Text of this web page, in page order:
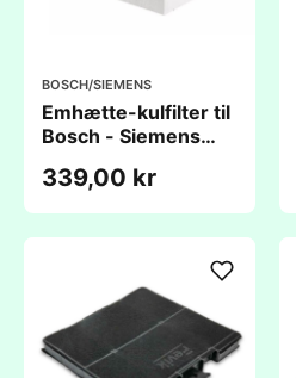
BOSCH/SIEMENS
Emhætte-kulfilter til
Bosch - Siemens
(230x190x100mm)
- kompatibelt
339,00 kr